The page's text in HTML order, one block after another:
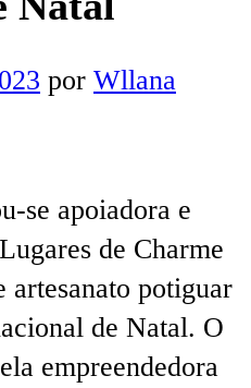
por Wllana
se apoiadora e
de Charme
artesanato potiguar
de Natal. O
empreendedora